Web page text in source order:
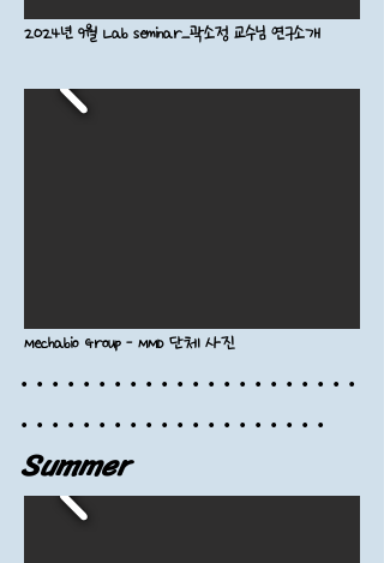
2024년 9월 Lab seminar_곽소정 교수님 연구소개
Mechabio Group - MMD 단체 사진
·​ · ​· ​· ​· · ​ · ​· ​· ​· · ​ · ​· ​· ​· · ​ · ​· ​· ​· · ​ ·
· ​· ​· · ​ · ​· ​· ​· · ​ · ​· ​· ​· · ​ · ​· ​· ​· · ​ ·
Summer